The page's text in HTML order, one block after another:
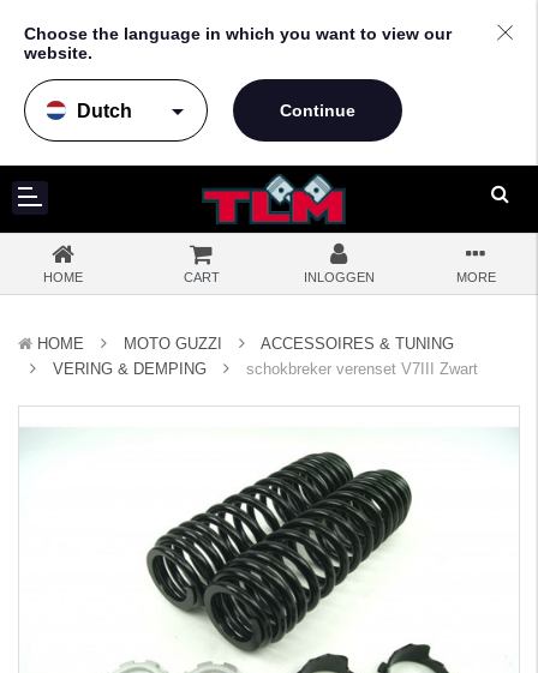
Choose the language in which you want to view our
website.
arrow_drop_down
HOME CART INLOGGEN MORE
HOME MOTO GUZZI
ACCESSOIRES & TUNING
VERING & DEMPING
schokbreker verenset V7III Zwart